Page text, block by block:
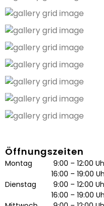
Öffnungszeiten
Montag
Dienstag
9:00 – 12:00
16:00 – 19:00
9:00 – 12:00
16:00 – 19:00